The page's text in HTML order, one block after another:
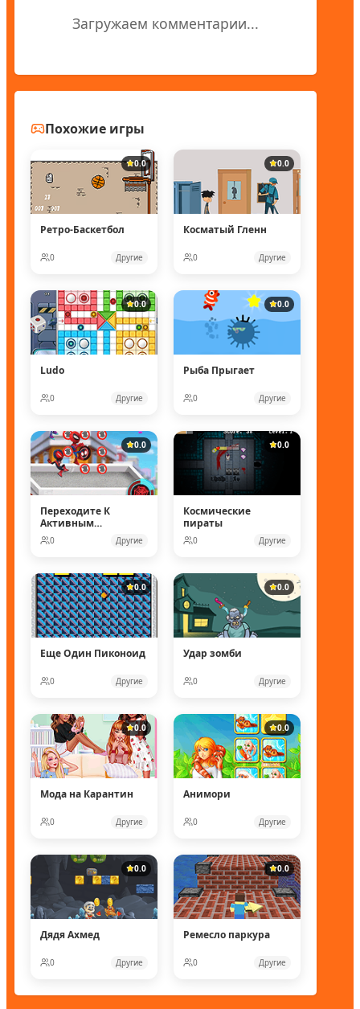
Загружаем комментарии...
Похожие игры
0.0
Ретро-Баскетбол
0 Другие
0.0
Косматый Гленн
0 Другие
0.0
Ludo
0 Другие
0.0
Рыба Прыгает
0 Другие
0.0
Переходите К
Активным
Действиям
0 Другие
0.0
Космические
пираты
0 Другие
0.0
Еще Один Пиконоид
0 Другие
0.0
Удар зомби
0 Другие
0.0
Мода на Карантин
0 Другие
0.0
Анимори
0 Другие
0.0
Дядя Ахмед
0 Другие
0.0
Ремесло паркура
0 Другие